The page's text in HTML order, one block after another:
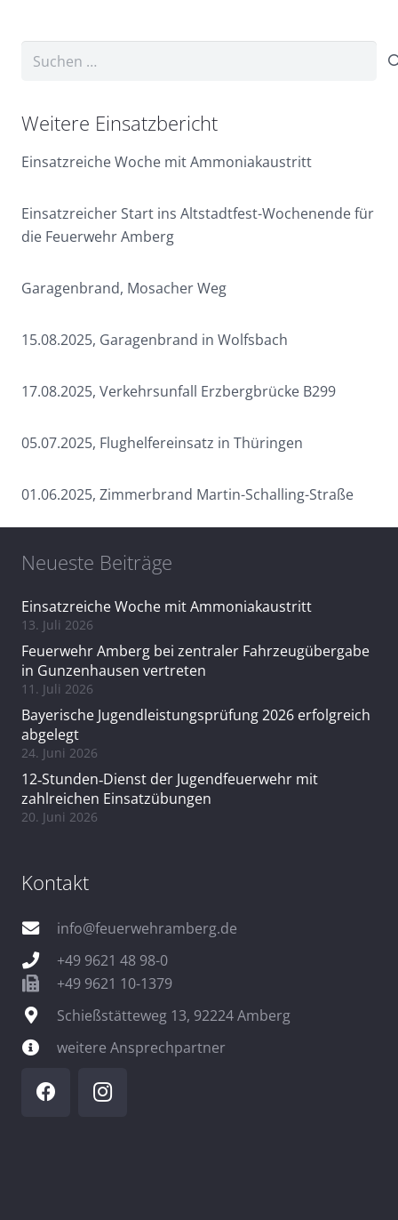
Suchen
Weitere Einsatzbericht
Einsatzreiche Woche mit Ammoniakaustritt
Einsatzreicher Start ins Altstadtfest-Wochenende für
die Feuerwehr Amberg
Garagenbrand, Mosacher Weg
15.08.2025, Garagenbrand in Wolfsbach
17.08.2025, Verkehrsunfall Erzbergbrücke B299
05.07.2025, Flughelfereinsatz in Thüringen
01.06.2025, Zimmerbrand Martin-Schalling-Straße
Neueste Beiträge
Einsatzreiche Woche mit Ammoniakaustritt
13. Juli 2026
Feuerwehr Amberg bei zentraler Fahrzeugübergabe
in Gunzenhausen vertreten
11. Juli 2026
Bayerische Jugendleistungsprüfung 2026 erfolgreich
abgelegt
24. Juni 2026
12‑Stunden‑Dienst der Jugendfeuerwehr mit
zahlreichen Einsatzübungen
20. Juni 2026
Kontakt
info@feuerwehramberg.de
+49 9621 48 98-0
+49 9621 10-1379
Schießstätteweg 13, 92224 Amberg
weitere Ansprechpartner